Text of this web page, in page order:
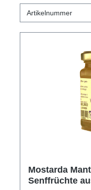
Mostarda
Senffrüchte